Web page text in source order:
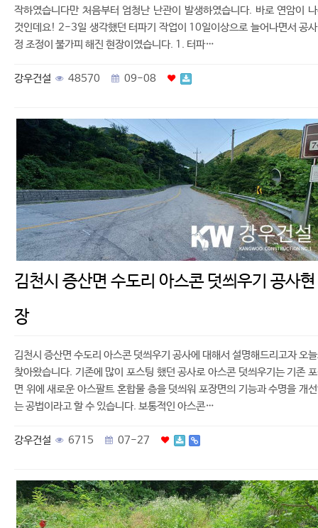
작하였습니다만 처음부터 엄청난 난관이 발생하였습니다. 바로 연암이
것인데요! 2-3일 생각했던 터파기 작업이 10일이상으로 늘어나면서 공
정 조정이 불가피 해진 현장이였습니다. 1. 터파…
강우건설 48570 09-08
김천시 증산면 수도리 아스콘 덧씌우기 공사현
장
김천시 증산면 수도리 아스콘 덧씌우기 공사에 대해서 설명해드리고자 오
찾아왔습니다. 기존에 많이 포스팅 했던 공사로 아스콘 덧씌우기는 기존
면 위에 새로운 아스팔트 혼합물 층을 덧씌워 포장면의 기능과 수명을 개
는 공법이라고 할 수 있습니다. 보통적인 아스콘…
강우건설 6715 07-27